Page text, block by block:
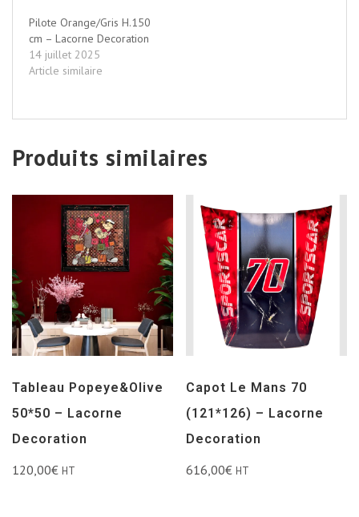
Pilote Orange/Gris H.150
cm – Lacorne Decoration
14 juillet 2025
Article similaire
Produits similaires
Tableau Popeye&Olive
50*50 – Lacorne
Decoration
120,00€ HT
Capot Le Mans 70
(121*126) – Lacorne
Decoration
616,00€ HT